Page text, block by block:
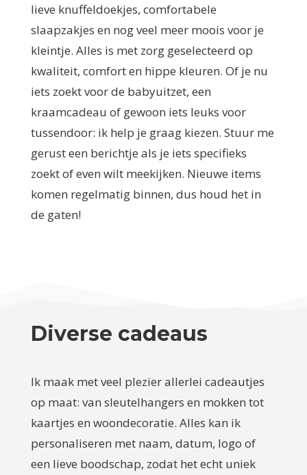
lieve knuffeldoekjes, comfortabele
slaapzakjes en nog veel meer moois voor je
kleintje. Alles is met zorg geselecteerd op
kwaliteit, comfort en hippe kleuren. Of je nu
iets zoekt voor de babyuitzet, een
kraamcadeau of gewoon iets leuks voor
tussendoor: ik help je graag kiezen. Stuur me
gerust een berichtje als je iets specifieks
zoekt of even wilt meekijken. Nieuwe items
komen regelmatig binnen, dus houd het in
de gaten!
Diverse cadeaus
Ik maak met veel plezier allerlei cadeautjes
op maat: van sleutelhangers en mokken tot
kaartjes en woondecoratie. Alles kan ik
personaliseren met naam, datum, logo of
een lieve boodschap, zodat het echt uniek